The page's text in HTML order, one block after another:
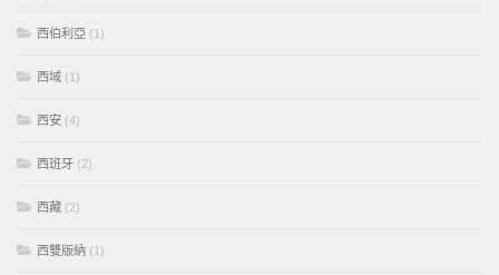
西伯利亞 (1)
西域 (1)
西安 (4)
西班牙 (2)
西藏 (2)
西雙版納 (1)